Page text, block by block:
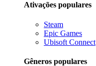
Ativações populares
Steam
Epic Games
Ubisoft Connect
Gêneros populares